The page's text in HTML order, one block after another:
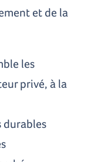
et de la
les
privé, à la
durables